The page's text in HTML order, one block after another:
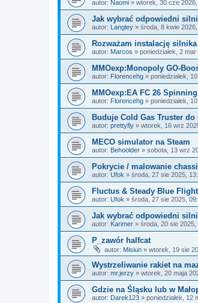
autor: Naomi » wtorek, 30 cze
Jak wybrać odpowiedni
autor: Langley » środa, 8 kwie
Rozważam instalację
autor: Marcos » poniedziałek, 2
MMOexp:Monopoly GO-
autor: Florencehg » poniedziałek,
MMOexp:EA FC 26
autor: Florencehg » poniedziałek,
Buduje Cold Gas Truster do
autor: prettyfly » wtorek, 16 wrz
MECO simulator na Steam
autor: Behoolder » sobota, 13 wrz
Pokrycie / malowanie
autor: Ufok » środa, 27 sie 2025,
Fluctus & Steady Blue
autor: Ufok » środa, 27 sie 2025,
Jak wybrać odpowiedni
autor: Karimer » środa, 20 sie 2025,
P_zawór halfcat
autor: Misiun » wtorek, 19 sie
Wystrzeliwanie rakiet na
autor: mr.jerzy » wtorek, 20 maja
Gdzie na Śląsku lub w
autor: Darek123 » poniedziałek, 12